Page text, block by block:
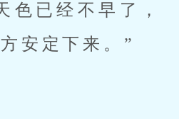
色已经不早了，
安定下来。”